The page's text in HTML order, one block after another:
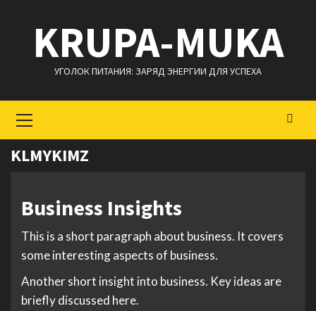
содержимому
KRUPA-MUKA
УГОЛОК ПИТАНИЯ: ЗАРЯД ЭНЕРГИИ ДЛЯ УСПЕХА
меню
KLMYKIMZ
Business Insights
This is a short paragraph about business. It covers
some interesting aspects of business.
Another short insight into business. Key ideas are
briefly discussed here.